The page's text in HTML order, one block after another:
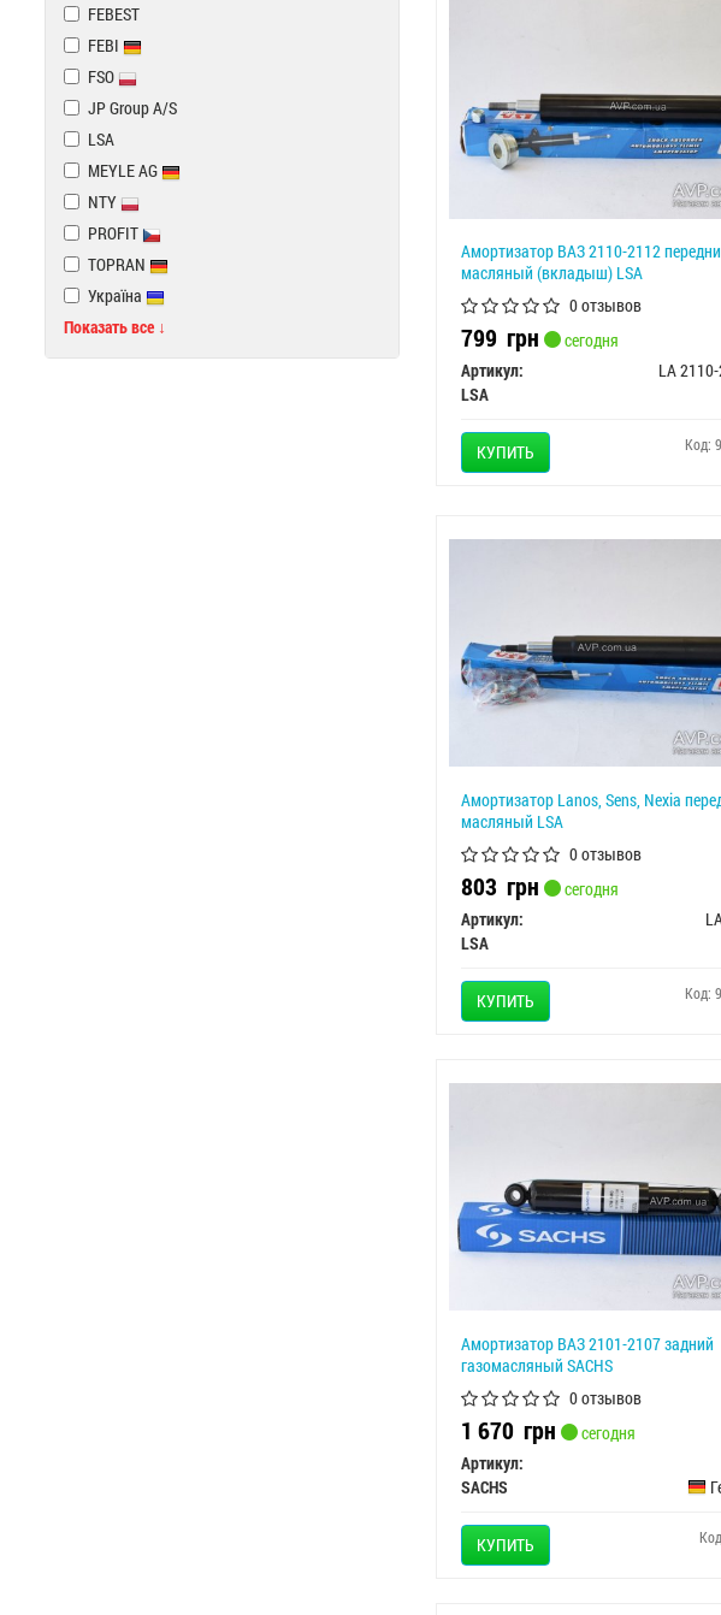
FEBEST
FEBI
FSO
JP Group A/S
LSA
MEYLE AG
NTY
PROFIT
TOPRAN
Україна
Показать все ↓
Амортизатор ВАЗ 2110-2112
масляный (вкладыш) LSA
0 отзывов
799 грн
сегодня
Артикул:
LA
LSA
КУПИТЬ Код:
Амортизатор Lanos, Sens, Nexia
масляный LSA
0 отзывов
803 грн
сегодня
Артикул:
LSA
КУПИТЬ Код:
Амортизатор ВАЗ 2101-2107 задний
газомасляный SACHS
0 отзывов
1 670 грн
сегодня
Артикул:
SACHS
КУПИТЬ